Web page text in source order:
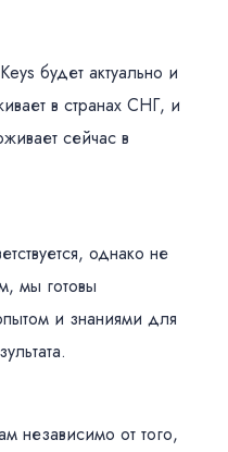
будет актуально и
в странах СНГ, и
сейчас в
однако не
мы готовы
и знаниями для
независимо от того,